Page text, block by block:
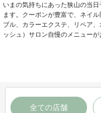
いまの気持ちにあった狭山の当
ます。クーポンが豊富で、ネイ
ブル、カラーエクステ、リペア
ッシュ）サロン自慢のメニューが
全ての店舗